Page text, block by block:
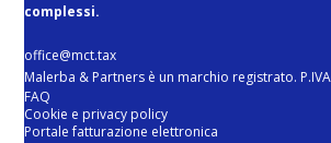
complessi.
office@mct.tax
Malerba & Partners è un marchio registrato.
FAQ
Cookie e privacy policy
Portale fatturazione elettronica